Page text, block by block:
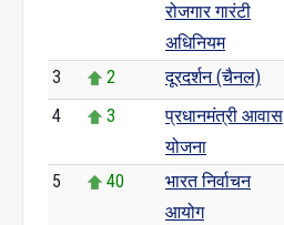
रोजगार गारंटी
अधिनियम
3 2 दूरदर्शन (चैनल)
4
3
प्रधानमंत्री आवास
योजना
5 40
भारत निर्वाचन
आयोग